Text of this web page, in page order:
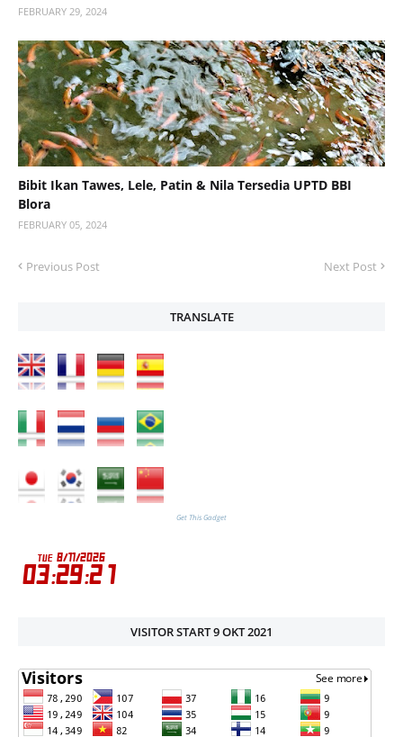
FEBRUARY 29, 2024
Bibit Ikan Tawes, Lele, Patin & Nila Tersedia UPTD BBI
Blora
FEBRUARY 05, 2024
Previous Post Next Post
TRANSLATE
Get This Gadget
VISITOR START 9 OKT 2021